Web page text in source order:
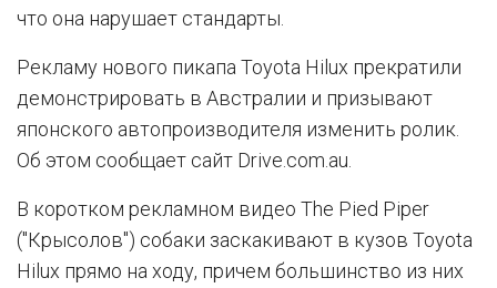
что она нарушает стандарты.
Рекламу нового пикапа Toyota Hilux прекратили
демонстрировать в Австралии и призывают
японского автопроизводителя изменить ролик.
Об этом сообщает сайт Drive.com.au.
В коротком рекламном видео The Pied Piper
("Крысолов") собаки заскакивают в кузов Toyota
Hilux прямо на ходу, причем большинство из них